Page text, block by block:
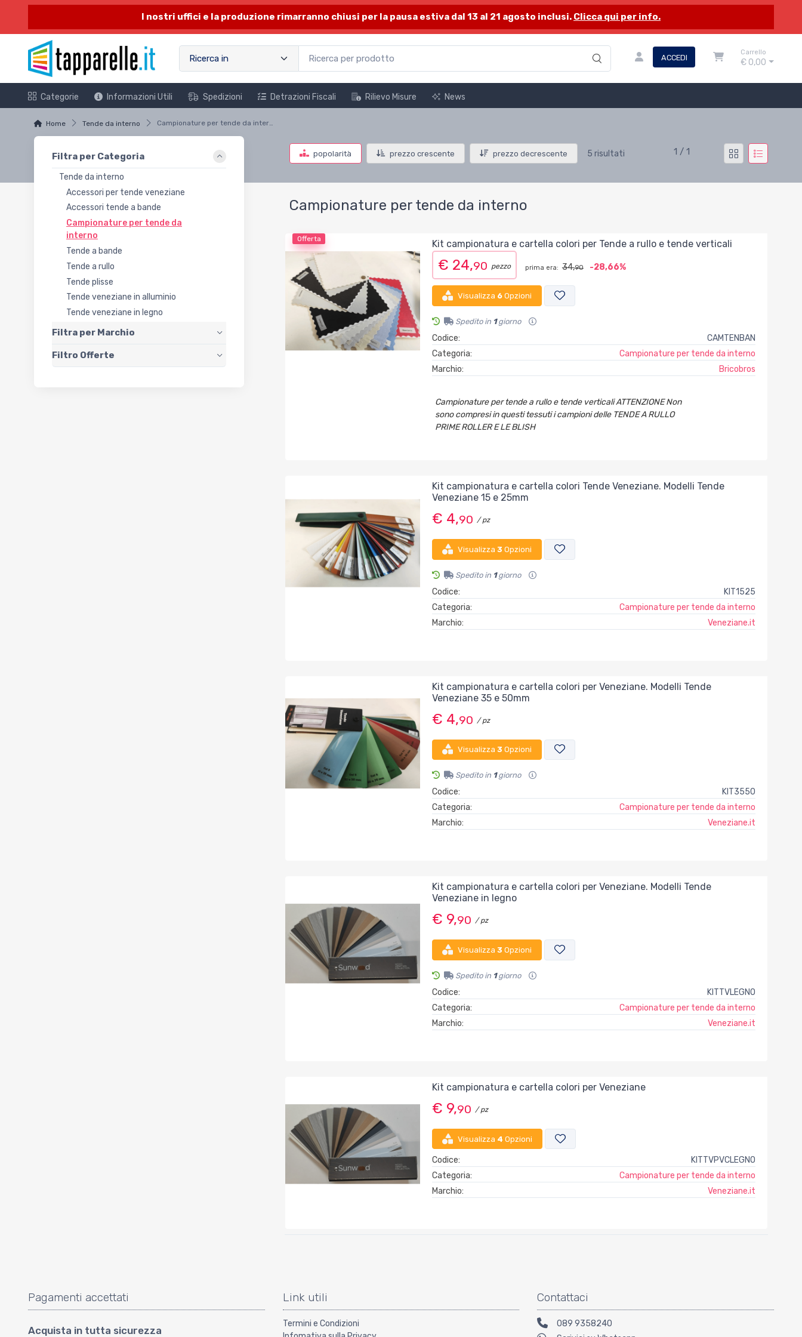
I nostri uffici e la produzione rimarranno chiusi per la pausa estiva dal 13 al 21 agosto inclusi. Clicca qui per info.
ACCEDI
Carrello
€ 0,00
Categorie Informazioni Utili Spedizioni Detrazioni Fiscali Rilievo Misure News
Home Tende da interno
Filtra per Categoria
Tende da interno
Accessori per tende veneziane
Accessori tende a bande
Campionature per tende da
interno
Tende a bande
Tende a rullo
Tende plisse
Tende veneziane in alluminio
Tende veneziane in legno
Filtra per Marchio
Filtro Offerte
popolarità prezzo crescente prezzo decrescente 5 risultati 1 / 1
Campionature per tende da interno
Offerta Kit campionatura e cartella colori per Tende a rullo e tende verticali
€ 24,90 pezzo prima era: 34,90 -28,66%
Visualizza 6Opzioni
Spedito in 1giorno
Codice:
CAMTENBAN
Categoria:
Campionature per tende da interno
Marchio:
Bricobros
Campionature per tende a rullo e tende verticali ATTENZIONE Non
sono compresi in questi tessuti i campioni delle TENDE A RULLO
PRIME ROLLER E LE BLISH
Kit campionatura e cartella colori Tende Veneziane. Modelli Tende
Veneziane 15 e 25mm
€ 4,90 / pz
Visualizza 3 Opzioni
Spedito in 1giorno
Codice:
KIT1525
Categoria:
Campionature per tende da interno
Marchio:
Veneziane.it
Kit campionatura e cartella colori per Veneziane. Modelli Tende
Veneziane 35 e 50mm
€ 4,90 / pz
Visualizza 3 Opzioni
Spedito in 1giorno
Codice:
KIT3550
Categoria:
Campionature per tende da interno
Marchio:
Veneziane.it
Kit campionatura e cartella colori per Veneziane. Modelli Tende
Veneziane in legno
€ 9,90 / pz
Visualizza 3 Opzioni
Spedito in 1giorno
Codice:
KITTVLEGNO
Categoria:
Campionature per tende da interno
Marchio:
Veneziane.it
Kit campionatura e cartella colori per Veneziane
€ 9,90 / pz
Visualizza 4 Opzioni
Codice:
KITTVPVCLEGNO
Categoria:
Campionature per tende da interno
Marchio:
Veneziane.it
Pagamenti accettati
Acquista in tutta sicurezza
Link utili
Termini e Condizioni
Contattaci
089 9358240